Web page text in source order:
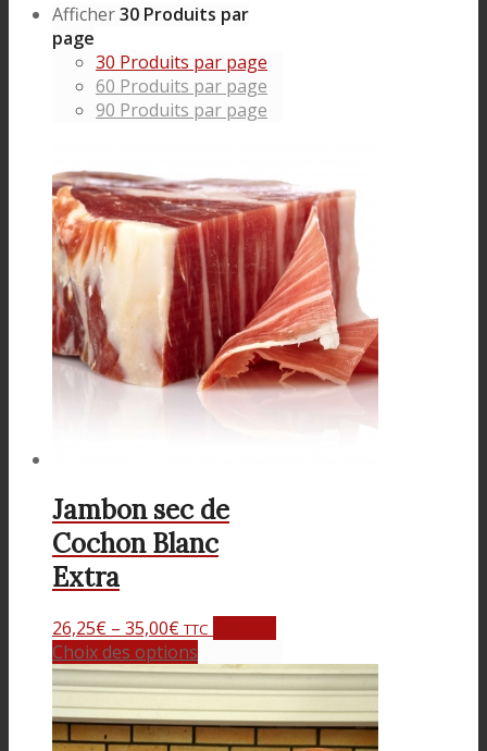
Afficher30 Produits par
page
30 Produits par page
60 Produits par page
90 Produits par page
Jambon sec de
Cochon Blanc
Extra
26,25€ – 35,00€ TTC
Choix des options